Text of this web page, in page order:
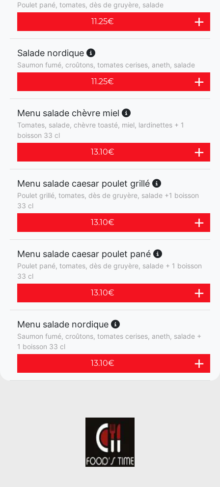
Poulet pané, tomates, dès de gruyère, salade
11.25€
Salade nordique
Saumon fumé, croûtons, tomates cerises, aneth, salade
11.25€
Menu salade chèvre miel
Tomates, salade, chèvre toasté, miel, lardinettes + 1
boisson 33 cl
13.10€
Menu salade caesar poulet grillé
Poulet grillé, tomates, dès de gruyère, salade +1 boisson
33 cl
13.10€
Menu salade caesar poulet pané
Poulet pané, tomates, dès de gruyère, salade + 1 boisson
33 cl
13.10€
Menu salade nordique
Saumon fumé, croûtons, tomates cerises, aneth, salade +
1 boisson 33 cl
13.10€